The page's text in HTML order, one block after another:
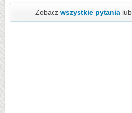
Zobacz wszystkie pytanialub